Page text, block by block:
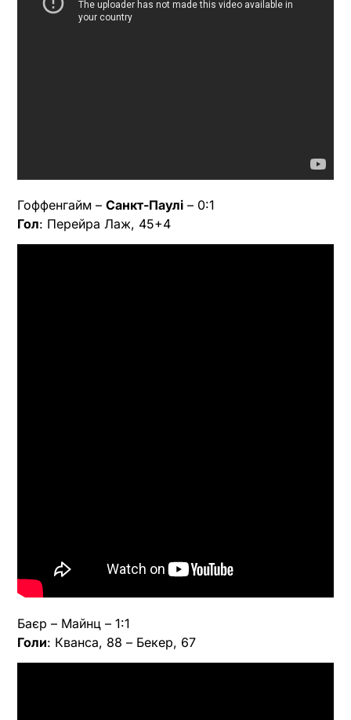
Гоффенгайм – Санкт-Паулі – 0:1
Гол: Перейра Лаж, 45+4
Баєр – Майнц – 1:1
Голи: Кванса, 88 – Бекер, 67